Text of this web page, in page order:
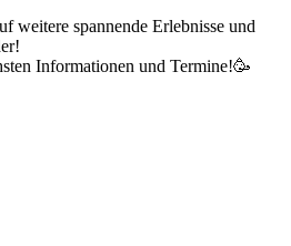
weitere spannende Erlebnisse und
Informationen und Termine!🥳